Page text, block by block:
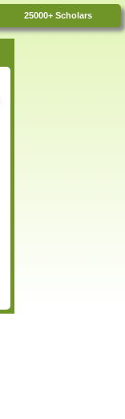
25000+ Scholars